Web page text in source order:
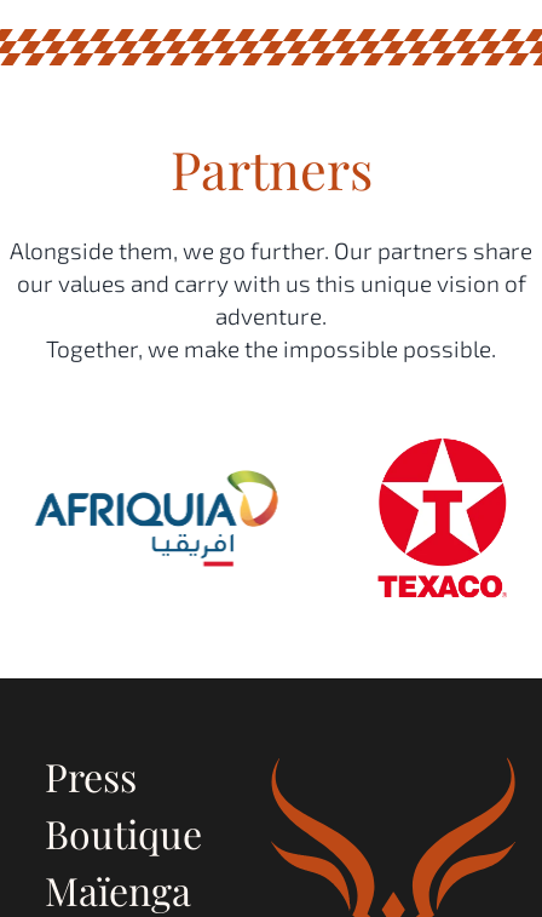
Partners
Alongside them, we go further. Our partners share
our values and carry with us this unique vision of
adventure.
Together, we make the impossible possible.
Press
Boutique
Maïenga